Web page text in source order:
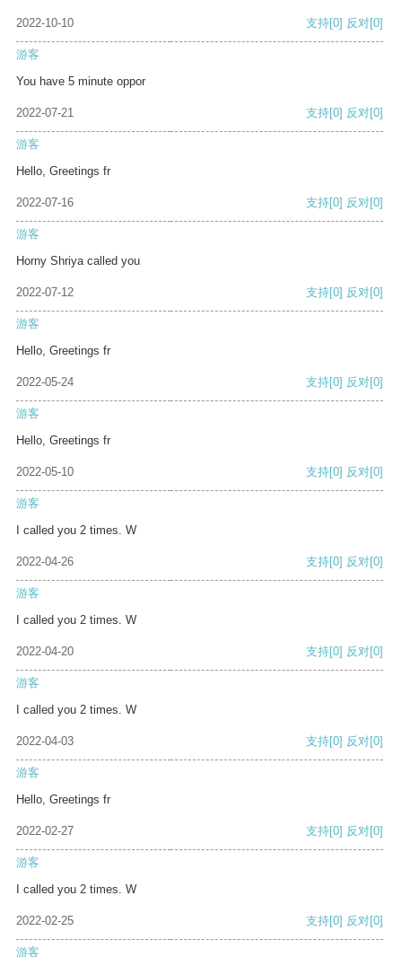
2022-10-10 支持[0] 反对[0]
游客
You have 5 minute oppor
2022-07-21 支持[0] 反对[0]
游客
Hello, Greetings fr
2022-07-16 支持[0] 反对[0]
游客
Horny Shriya called you
2022-07-12 支持[0] 反对[0]
游客
Hello, Greetings fr
2022-05-24 支持[0] 反对[0]
游客
Hello, Greetings fr
2022-05-10 支持[0] 反对[0]
游客
I called you 2 times. W
2022-04-26 支持[0] 反对[0]
游客
I called you 2 times. W
2022-04-20 支持[0] 反对[0]
游客
I called you 2 times. W
2022-04-03 支持[0] 反对[0]
游客
Hello, Greetings fr
2022-02-27 支持[0] 反对[0]
游客
I called you 2 times. W
2022-02-25 支持[0] 反对[0]
游客